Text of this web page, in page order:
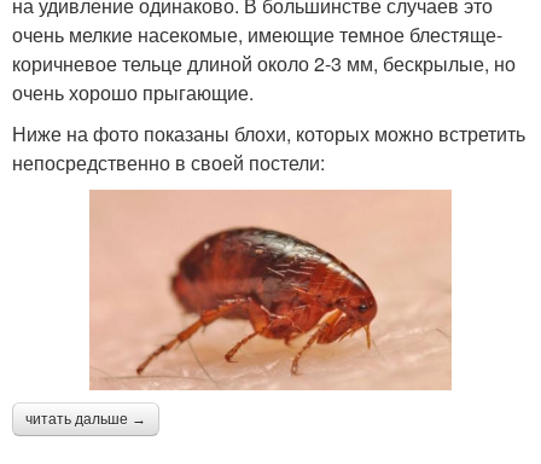
очень мелкие насекомые, имеющие темное блестяще-
коричневое тельце длиной около 2-3 мм, бескрылые, но
очень хорошо прыгающие.
Ниже на фото показаны блохи, которых можно встретить
непосредственно в своей постели:
читать дальше →